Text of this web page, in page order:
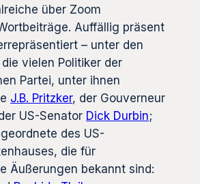
über Zoom
Auffällig präsent
– unter den
vielen Politiker der
Partei, unter ihnen
J.B. Pritzker, der Gouverneur
US-Senator Dick Durbin;
des US-
die für
Äußerungen bekannt sind: